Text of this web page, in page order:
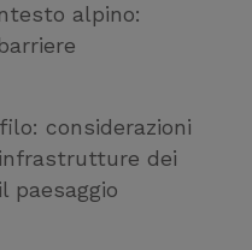
alpino:
considerazioni
dei
paesaggio